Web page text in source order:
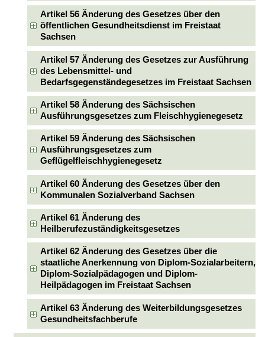
Artikel 56 Änderung des Gesetzes über den
öffentlichen Gesundheitsdienst im Freistaat
Sachsen
Artikel 57 Änderung des Gesetzes zur Ausführung
des Lebensmittel- und
Bedarfsgegenständegesetzes im Freistaat Sachsen
Artikel 58 Änderung des Sächsischen
Ausführungsgesetzes zum Fleischhygienegesetz
Artikel 59 Änderung des Sächsischen
Ausführungsgesetzes zum
Geflügelfleischhygienegesetz
Artikel 60 Änderung des Gesetzes über den
Kommunalen Sozialverband Sachsen
Artikel 61 Änderung des
Heilberufezuständigkeitsgesetzes
Artikel 62 Änderung des Gesetzes über die
staatliche Anerkennung von Diplom-Sozialarbeitern,
Diplom-Sozialpädagogen und Diplom-
Heilpädagogen im Freistaat Sachsen
Artikel 63 Änderung des Weiterbildungsgesetzes
Gesundheitsfachberufe